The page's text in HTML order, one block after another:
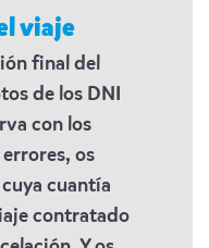
viaje
final del
de los DNI
con los
os
cuantía
contratado